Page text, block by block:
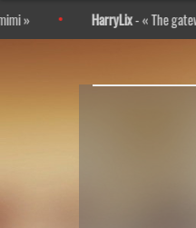
HarryLix - The gateway to